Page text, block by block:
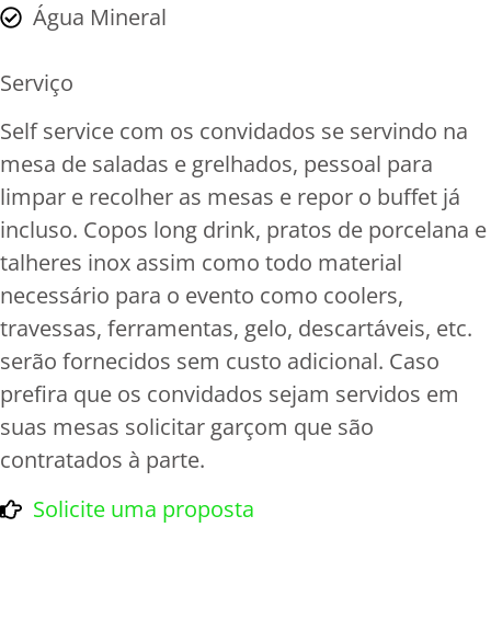
Água Mineral
Serviço
Self service com os convidados se servindo na
mesa de saladas e grelhados, pessoal para
limpar e recolher as mesas e repor o buffet já
incluso. Copos long drink, pratos de porcelana e
talheres inox assim como todo material
necessário para o evento como coolers,
travessas, ferramentas, gelo, descartáveis, etc.
serão fornecidos sem custo adicional. Caso
prefira que os convidados sejam servidos em
suas mesas solicitar garçom que são
contratados à parte.
Solicite uma proposta